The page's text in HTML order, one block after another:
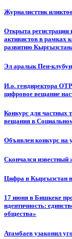
Журналисттик
Открыта регистрация
активистов в рамках
развитию
Эл аралык Пен-
И.о. гендиректора
цифровое вещание
Конкурс для частных
вещания в
Объявлен конкурс на
Cкончался
Цифра в Кыргызстан
17 июня в Бишкеке
идентичность:
общества»
Атамбаев узаконил